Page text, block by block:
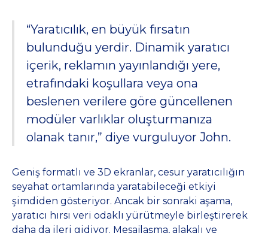
“Yaratıcılık, en büyük fırsatın
bulunduğu yerdir. Dinamik yaratıcı
içerik, reklamın yayınlandığı yere,
etrafındaki koşullara veya ona
beslenen verilere göre güncellenen
modüler varlıklar oluşturmanıza
olanak tanır,” diye vurguluyor John.
Geniş formatlı ve 3D ekranlar, cesur yaratıcılığın
seyahat ortamlarında yaratabileceği etkiyi
şimdiden gösteriyor. Ancak bir sonraki aşama,
yaratıcı hırsı veri odaklı yürütmeyle birleştirerek
daha da ileri gidiyor. Mesajlaşma, alakalı ve